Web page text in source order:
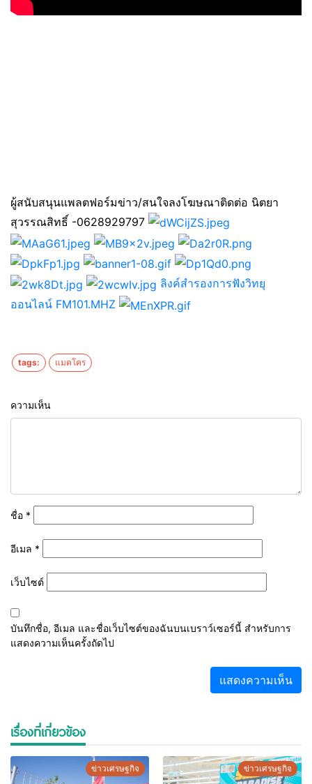
ผู้สนับสนุนแพลตฟอร์มข่าว/สนใจลงโฆษณาติดต่อ นิตยา
สุวรรณสิทธิ์ -0628929797
ลิงค์สำรองการฟังวิทยุ
ออนไลน์ FM101.MHZ
tags: แมคโคร
ความเห็น
ชื่อ *
อีเมล *
เว็บไซต์
บันทึกชื่อ, อีเมล และชื่อเว็บไซต์ของฉันบนเบราว์เซอร์นี้ สำหรับการ
แสดงความเห็นครั้งถัดไป
เรื่องที่เกี่ยวข้อง
ข่าวเศรษฐกิจ ข่าวเศรษฐกิจ